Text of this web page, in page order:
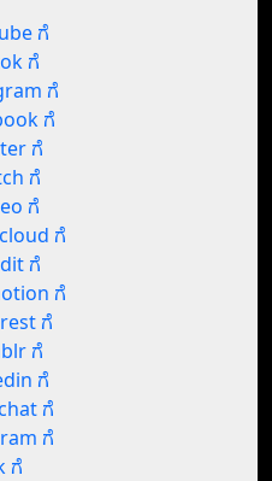
ಗೆ
ಗೆ
ಗೆ
ಗೆ
ಗೆ
ಗೆ
ಗೆ
ಗೆ
ಗೆ
ಗೆ
ಗೆ
ಗೆ
ಗೆ
ಗೆ
ಗೆ
ಗೆ